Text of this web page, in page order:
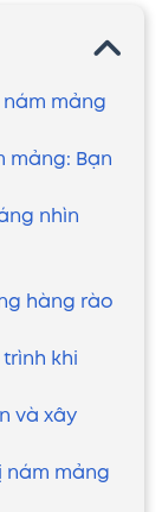
nám mảng
mảng: Bạn
nhìn
hàng rào
khi
và xây
nám mảng